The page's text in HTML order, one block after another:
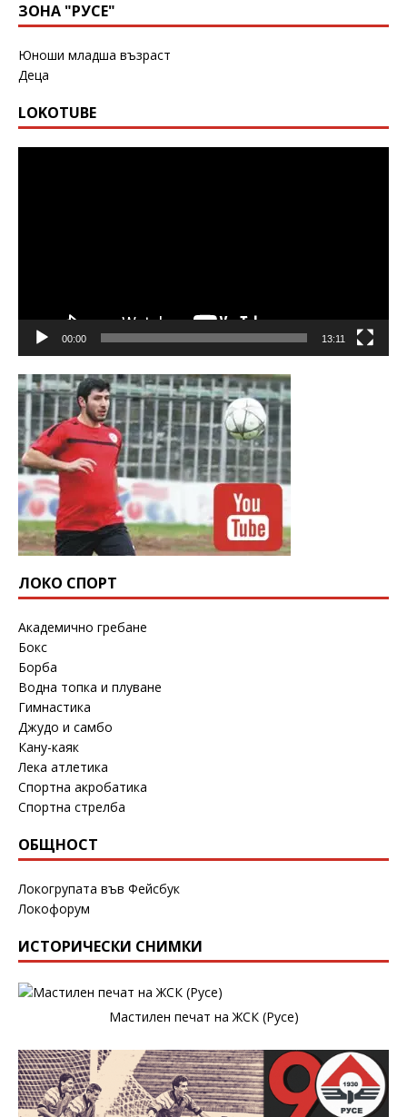
ЗОНА "РУСЕ"
Юноши младша възраст
Деца
LOKOTUBE
00:00 13:11
ЛОКО СПОРТ
Академично гребане
Бокс
Борба
Водна топка и плуване
Гимнастика
Джудо и самбо
Кану-каяк
Лека атлетика
Спортна акробатика
Спортна стрелба
ОБЩНОСТ
Локогрупата във Фейсбук
Локофорум
ИСТОРИЧЕСКИ СНИМКИ
Мастилен печат на ЖСК (Русе)